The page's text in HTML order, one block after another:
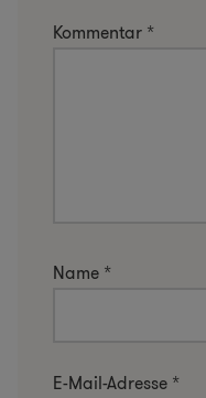
Kommentar *
Name *
E-Mail-Adresse *